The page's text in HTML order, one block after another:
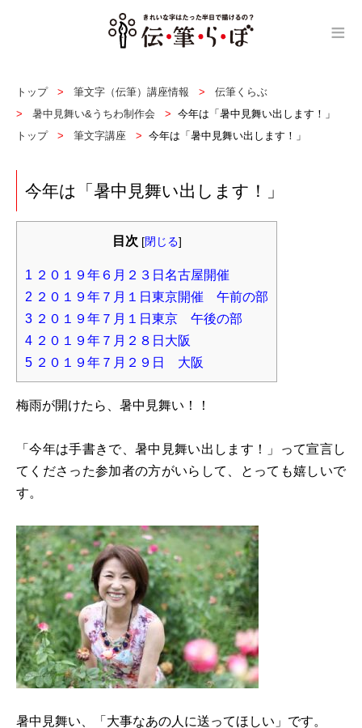
≡
トップ 筆文字（伝筆）講座情報
伝筆くらぶ
暑中見舞い&うちわ制作会
今年は「暑中見舞い出します！」
トップ
筆文字講座 今年は「暑中見舞い出します！」
今年は「暑中見舞い出します！」
目次 [閉じる]
1 ２０１９年６月２３日名古屋開催
2 ２０１９年７月１日東京開催 午前の部
3 ２０１９年７月１日東京 午後の部
4 ２０１９年７月２８日大阪
5 ２０１９年７月２９日 大阪
梅雨が開けたら、暑中見舞い！！
「今年は手書きで、暑中見舞い出します！」って宣言し
てくださった参加者の方がいらして、とっても嬉しいで
す。
暑中見舞い、「大事なあの人に送ってほしい」です。